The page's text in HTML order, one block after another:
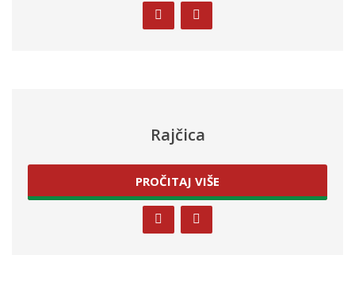
Rajčica
PROČITAJ VIŠE